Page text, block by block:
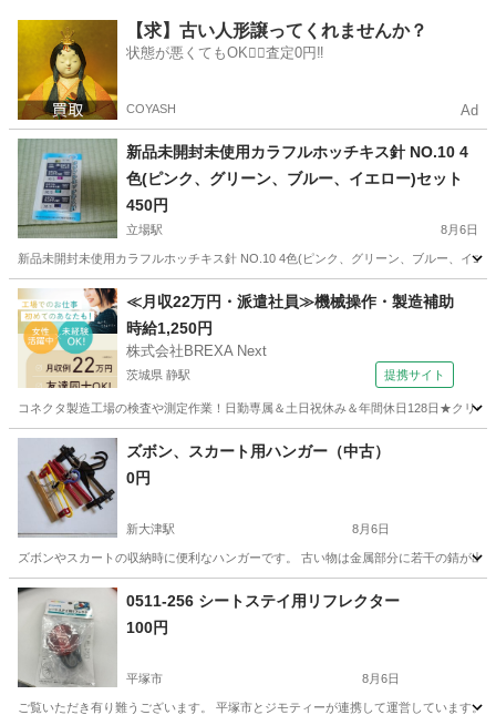
横須賀市 新大津駅 洗濯用品
【求】古い人形譲ってくれませんか？
状態が悪くてもOK🙆‍♀️査定0円‼️
COYASH Ad
新品未開封未使用カラフルホッチキス針 NO.10 4
色(ピンク、グリーン、ブルー、イエロー)セット
450円
立場駅 8月6日
新品未開封未使用カラフルホッチキス針 NO.10 4色(ピンク、グリーン、ブルー、イ
神奈川 横浜市 立場駅 その他
≪月収22万円・派遣社員≫機械操作・製造補助
時給1,250円
株式会社BREXA Next
茨城県 静駅 提携サイト
コネクタ製造工場の検査や測定作業！日勤専属＆土日祝休み＆年間休日128日★クリ
茨城 常陸大宮市 その他
ズボン、スカート用ハンガー（中古）
0円
新大津駅 8月6日
ズボンやスカートの収納時に便利なハンガーです。 古い物は金属部分に若干の錆が
神奈川 横須賀市 洗濯用品
0511-256 シートステイ用リフレクター
100円
平塚市 8月6日
ご覧いただき有り難うございます。 平塚市とジモティーが連携して運営していま